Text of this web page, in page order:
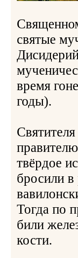
святые
время
годы).
твёрдое
бросили
Тогда по
били
кости.